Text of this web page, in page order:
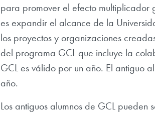
para promover el efecto multiplicador
es expandir el alcance de la
los proyectos y organizaciones
del programa GCL que incluye la
GCL es válido por un año. El antiguo
año.
Los antiguos alumnos de GCL